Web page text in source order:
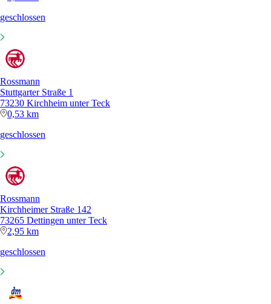
geschlossen
Rossmann
Stuttgarter Straße 1
73230 Kirchheim unter Teck
0,53 km
geschlossen
Rossmann
Kirchheimer Straße 142
73265 Dettingen unter Teck
2,95 km
geschlossen